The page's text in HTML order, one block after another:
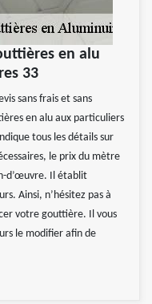
en alu
33
sans frais et sans
en alu aux particuliers
tous les détails sur
le prix du mètre
d’œuvre. Il établit
Ainsi, n’hésitez pas à
votre gouttière. Il vous
le modifier afin de